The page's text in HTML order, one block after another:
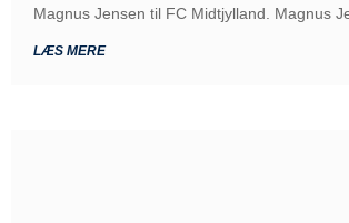
Magnus Jensen til FC Midtjylland. Magnus
LÆS MERE